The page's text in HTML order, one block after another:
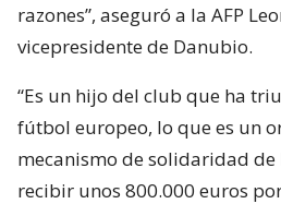
razones”, aseguró a la AFP
vicepresidente de Danubio.
“Es un hijo del club que ha
fútbol europeo, lo que es un
mecanismo de solidaridad de
recibir unos 800.000 euros